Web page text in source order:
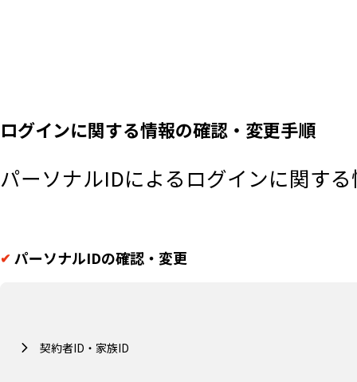
ログインに関する情報の確認・変更手順
パーソナルIDによるログインに関す
パーソナルIDの確認・変更
契約者ID・家族ID